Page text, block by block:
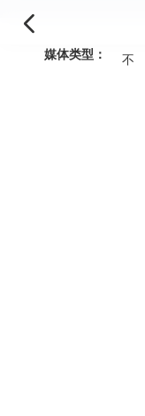
媒体类型：
不